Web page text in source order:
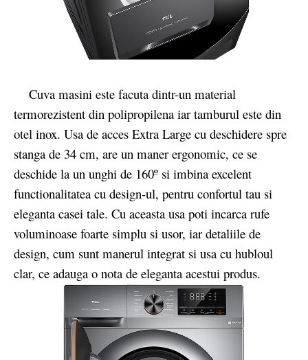
Cuva masini este facuta dintr-un material
termorezistent din polipropilena iar tamburul este din
otel inox. Usa de acces Extra Large cu deschidere spre
stanga de 34 cm, are un maner ergonomic, ce se
deschide la un unghi de 160º si imbina excelent
functionalitatea cu design-ul, pentru confortul tau si
eleganta casei tale. Cu aceasta usa poti incarca rufe
voluminoase foarte simplu si usor, iar detaliile de
design, cum sunt manerul integrat si usa cu hubloul
clar, ce adauga o nota de eleganta acestui produs.